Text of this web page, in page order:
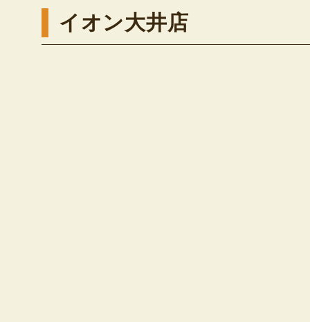
イオン大井店